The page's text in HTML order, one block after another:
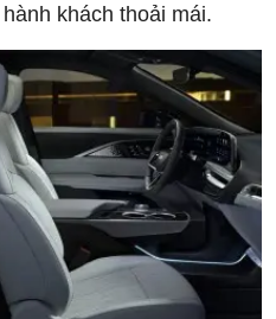
khách thoải mái.